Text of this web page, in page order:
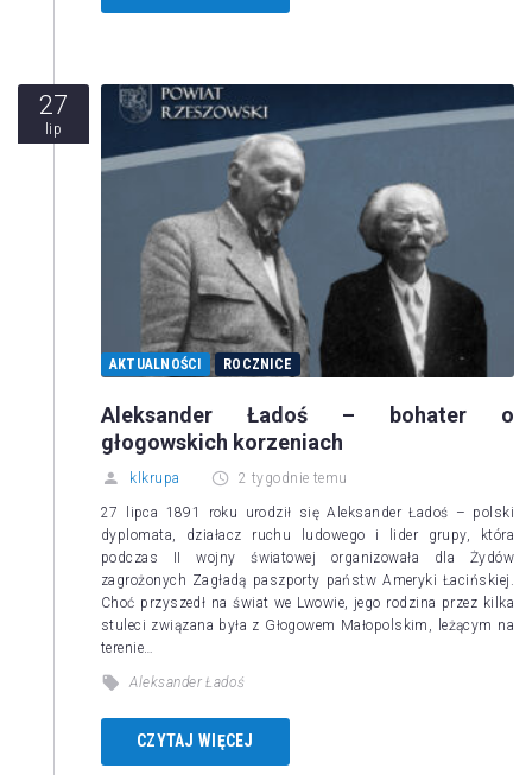
27
lip
AKTUALNOŚCI ROCZNICE
Aleksander Ładoś – bohater o
głogowskich korzeniach
klkrupa 2 tygodnie temu
27 lipca 1891 roku urodził się Aleksander Ładoś – polski
dyplomata, działacz ruchu ludowego i lider grupy, która
podczas II wojny światowej organizowała dla Żydów
zagrożonych Zagładą paszporty państw Ameryki Łacińskiej.
Choć przyszedł na świat we Lwowie, jego rodzina przez kilka
stuleci związana była z Głogowem Małopolskim, leżącym na
terenie…
Aleksander Ładoś
CZYTAJ WIĘCEJ